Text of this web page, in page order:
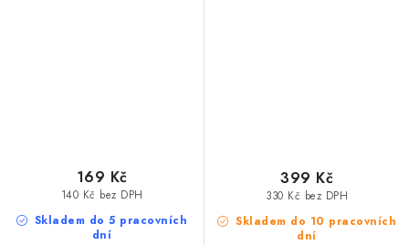
Skladem do 5 pracovních
dní
140 Kč bez DPH
169 Kč
Skladem do 10 pracovních
dní
330 Kč bez DPH
399 Kč